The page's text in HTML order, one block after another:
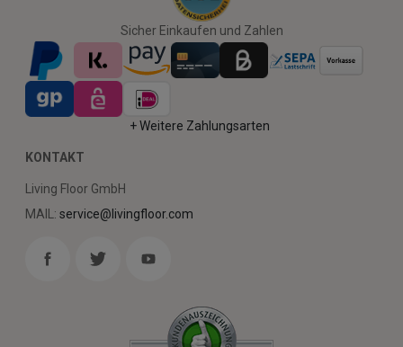
Sicher Einkaufen und Zahlen
+ Weitere Zahlungsarten
KONTAKT
Living Floor GmbH
MAIL: service@livingfloor.com